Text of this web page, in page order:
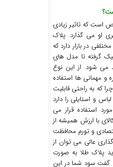
است که تاثیر زیادی
او می گذارد. پلاک
در بازار دارد که
گرفته تا مدل های
می شود. از این نوع
و مهمانی ها استفاده
که به راحتی قابلیت
و استایلی را دارد
استفاده قرار می
با ارزش همیشه از
و تورم محافظت
عالی می توان از
پلاک طلا به صورت
گفت سود شما در این